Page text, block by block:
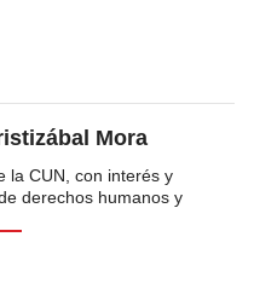
Mora
la CUN, con interés y
derechos humanos y